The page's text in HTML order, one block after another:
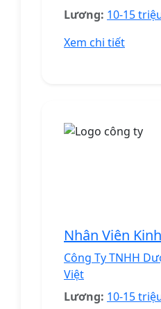
Lương: 10-15
Xem chi tiết
Nhân Viên
Công Ty TNHH
Việt
Lương: 10-15